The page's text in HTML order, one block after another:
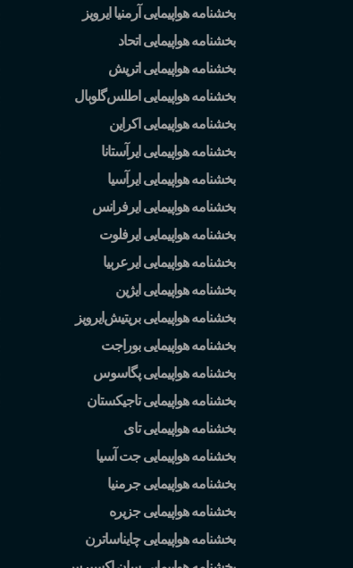
بخشنامه هواپیمایی آرمنیا ایرویز
بخشنامه هواپیمایی اتحاد
بخشنامه هواپیمایی اتریش
بخشنامه هواپیمایی اطلسگلوبال
بخشنامه هواپیمایی اکراین
بخشنامه هواپیمایی ایرآستانا
بخشنامه هواپیمایی ایرآسیا
بخشنامه هواپیمایی ایرفرانس
بخشنامه هواپیمایی ایرفلوت
بخشنامه هواپیمایی ایرعربیا
بخشنامه هواپیمایی ایژین
بخشنامه هواپیمایی بریتیشایرویز
بخشنامه هواپیمایی بوراجت
بخشنامه هواپیمایی پگاسوس
بخشنامه هواپیمایی تاجیکستان
بخشنامه هواپیمایی تای
بخشنامه هواپیمایی جت آسیا
بخشنامه هواپیمایی جرمنیا
بخشنامه هواپیمایی جزیره
بخشنامه هواپیمایی چایناساترن